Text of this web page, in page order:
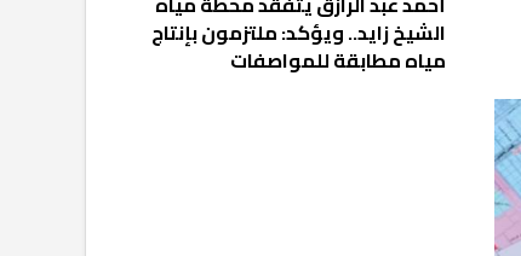
الشيخ زايد.. ويؤكد: ملتزمون بإنتاج
مياه مطابقة للمواصفات